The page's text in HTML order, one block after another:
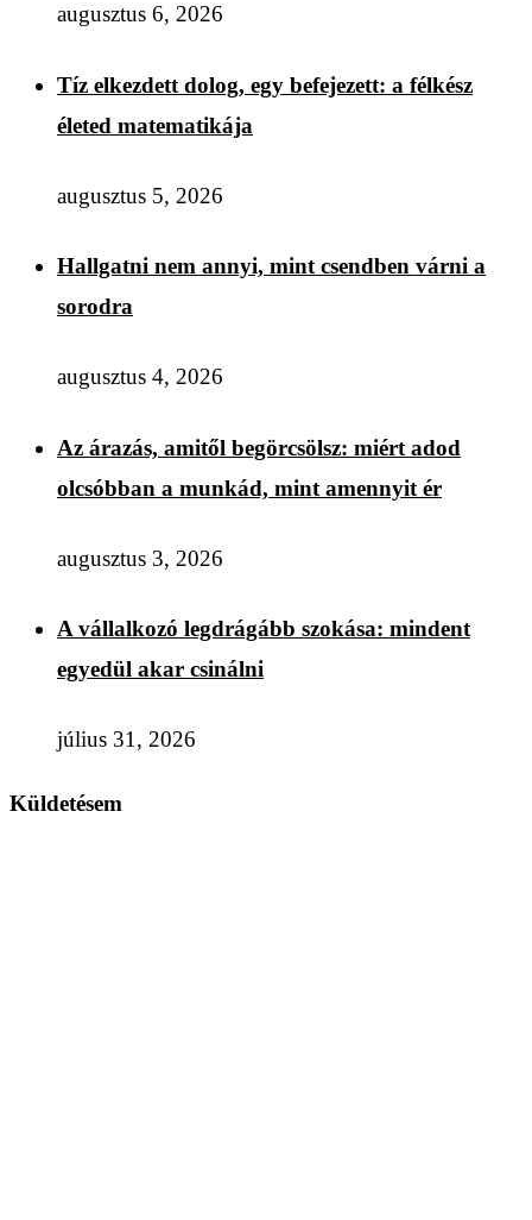
augusztus 6, 2026
Tíz elkezdett dolog, egy befejezett: a félkész
életed matematikája
augusztus 5, 2026
Hallgatni nem annyi, mint csendben várni a
sorodra
augusztus 4, 2026
Az árazás, amitől begörcsölsz: miért adod
olcsóbban a munkád, mint amennyit ér
augusztus 3, 2026
A vállalkozó legdrágább szokása: mindent
egyedül akar csinálni
július 31, 2026
Küldetésem